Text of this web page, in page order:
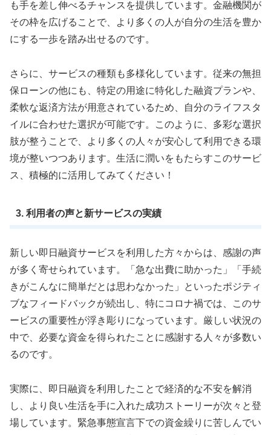
も手を差し伸べるチャンスを提供しています。金融機関が
その枠を広げることで、より多くの人が自分の生活を豊か
にする一歩を踏み出せるのです。
さらに、サービスの種類も多様化しています。従来の無担
保ローンの他にも、特定の用途に特化した融資プランや、
柔軟な返済方法が用意されているため、自分のライフスタ
イルに合わせた選択が可能です。このように、多彩な選択
肢が整うことで、より多くの人々が安心して利用できる環
境が整いつつあります。生活に潤いをもたらすこのサービ
ス、積極的に活用してみてください！
3. 利用者の声と新サービスの実績
新しい即日融資サービスを利用した方々からは、感謝の声
が多く寄せられています。「急な出費に助かった」「手続
きがこんなに簡単だとは思わなかった」といったポジティ
ブなフィードバックが続出し、特にコロナ禍では、このサ
ービスの重要性が浮き彫りになっています。厳しい状況の
中で、必要な資金を得られたことに感謝する人々が多数い
るのです。
実際に、即日融資を利用したことで経済的な不安を解消
し、より良い生活を手に入れた成功ストーリーが次々と登
場しています。緊急事態宣言下での資金繰りに苦しんでい